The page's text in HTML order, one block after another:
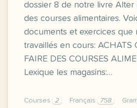
dossier 8 de notre livre Alter
des courses alimentaires.
documents et exercices que
travaillés en cours: ACHATS
FAIRE DES COURSES
Lexique les magasins:…
Courses 2 Français 758